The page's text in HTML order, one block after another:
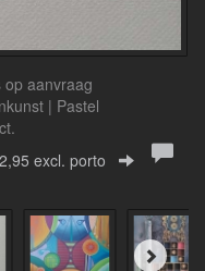
aanvraag
| Pastel
excl. porto